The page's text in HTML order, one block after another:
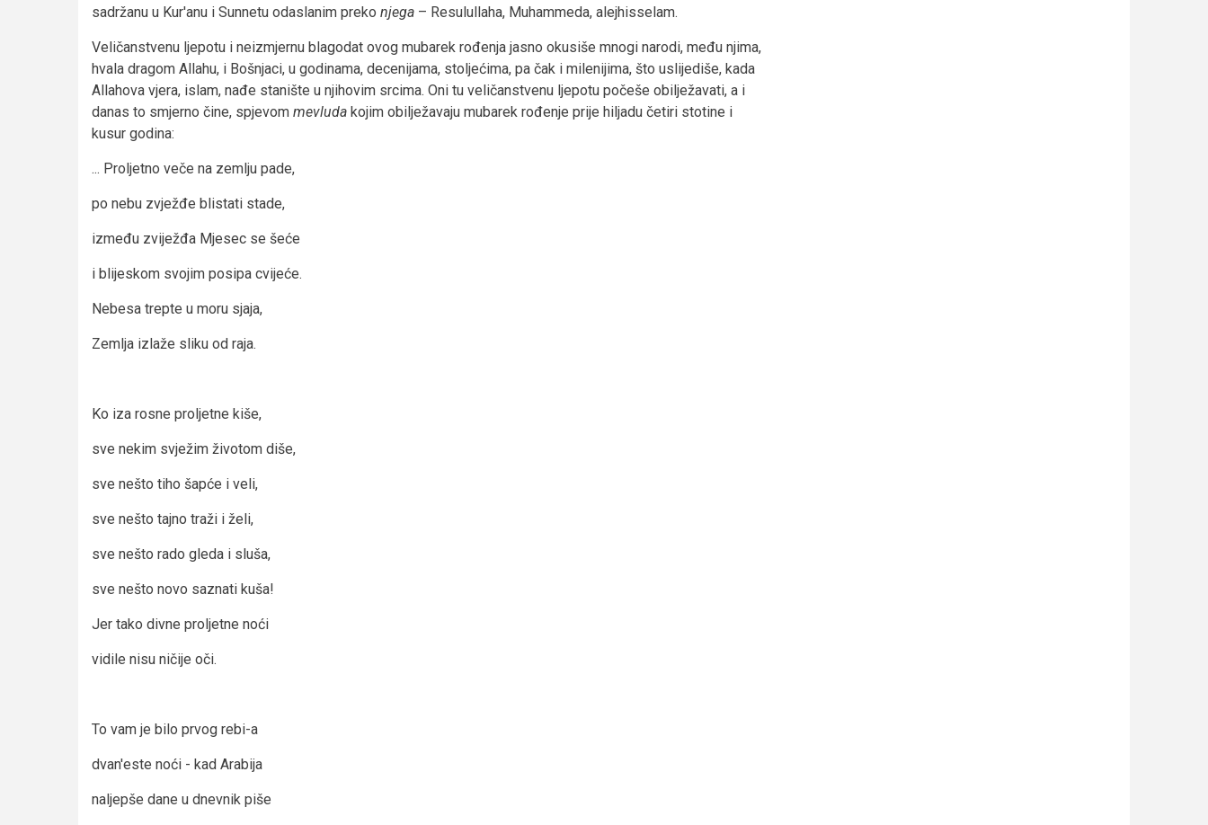
sadržanu u Kur'anu i Sunnetu odaslanim preko njega – Resulullaha, Muhammeda, alejhisselam.
Veličanstvenu ljepotu i neizmjernu blagodat ovog mubarek rođenja jasno okusiše mnogi narodi, među njima,
hvala dragom Allahu, i Bošnjaci, u godinama, decenijama, stoljećima, pa čak i milenijima, što uslijediše, kada
Allahova vjera, islam, nađe stanište u njihovim srcima. Oni tu veličanstvenu ljepotu počeše obilježavati, a i
danas to smjerno čine, spjevom mevluda kojim obilježavaju mubarek rođenje prije hiljadu četiri stotine i
kusur godina:
... Proljetno veče na zemlju pade,
po nebu zvježđe blistati stade,
između zviježđa Mjesec se šeće
i blijeskom svojim posipa cvijeće.
Nebesa trepte u moru sjaja,
Zemlja izlaže sliku od raja.
Ko iza rosne proljetne kiše,
sve nekim svježim životom diše,
sve nešto tiho šapće i veli,
sve nešto tajno traži i želi,
sve nešto rado gleda i sluša,
sve nešto novo saznati kuša!
Jer tako divne proljetne noći
vidile nisu ničije oči.
To vam je bilo prvog rebi-a
dvan'este noći - kad Arabija
naljepše dane u dnevnik piše